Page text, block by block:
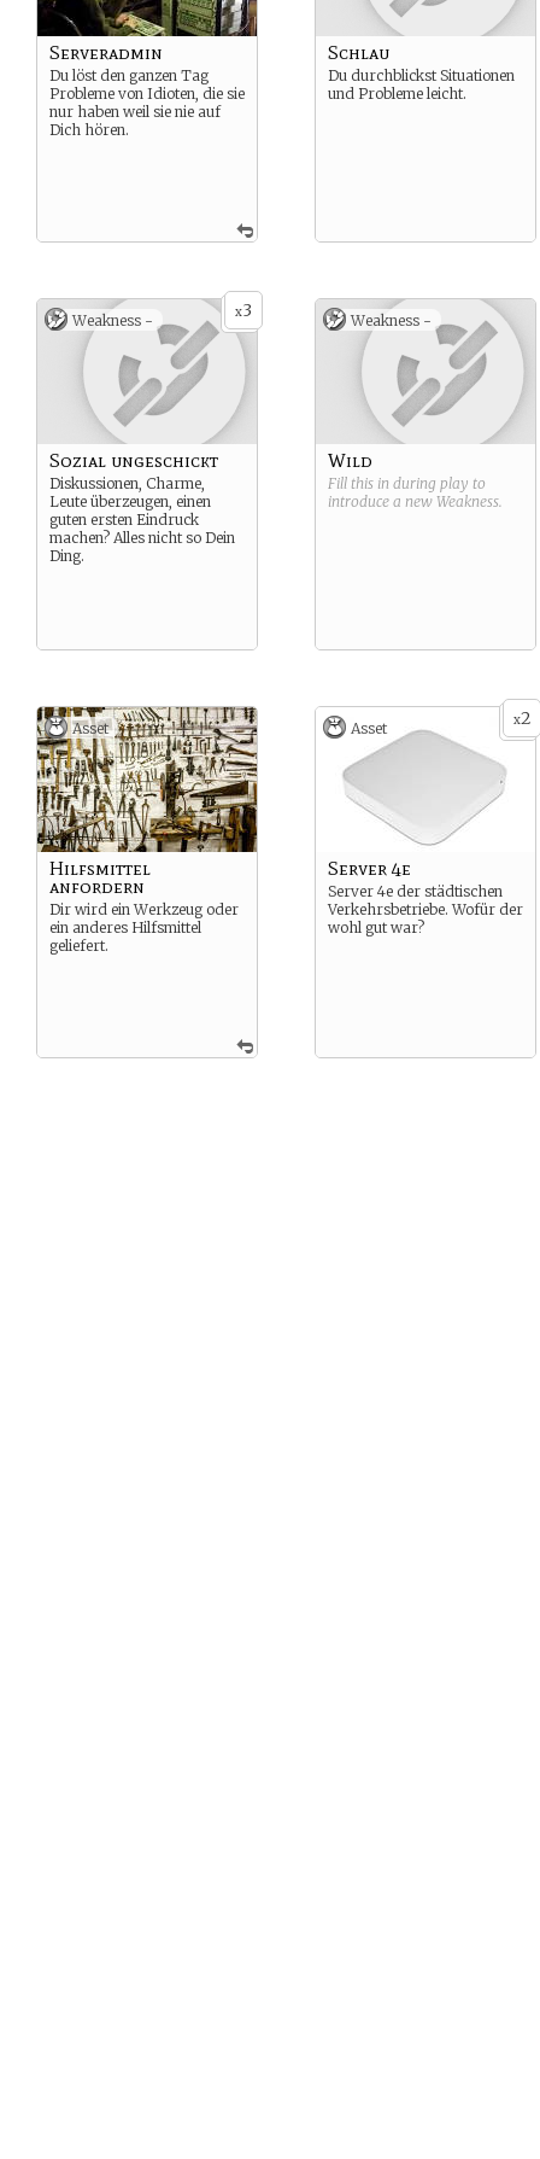
Serveradmin
Du löst den ganzen Tag
Probleme von Idioten, die sie
nur haben weil sie nie auf
Dich hören.
Schlau
Du durchblickst Situationen
und Probleme leicht.
x3
Weakness -
Sozial ungeschickt
Diskussionen, Charme,
Leute überzeugen, einen
guten ersten Eindruck
machen? Alles nicht so Dein
Ding.
Weakness -
Wild
Fill this in during play to
introduce a new Weakness.
Asset
Hilfsmittel
anfordern
Dir wird ein Werkzeug oder
ein anderes Hilfsmittel
geliefert.
x2
Asset
Server 4e
Server 4e der städtischen
Verkehrsbetriebe. Wofür der
wohl gut war?